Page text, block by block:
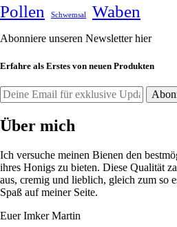
Pollen Schwemsal Waben
Abonniere unseren Newsletter hier
Erfahre als Erstes von neuen Produkten
Über mich
Ich versuche meinen Bienen den
ihres Honigs zu bieten. Diese Qualität
aus, cremig und lieblich, gleich zum so
Spaß auf meiner Seite.
Euer Imker Martin